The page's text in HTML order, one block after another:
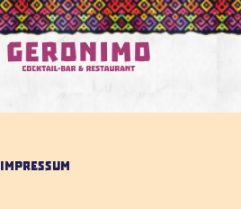
Zum
Inhalt
springen
Impressum